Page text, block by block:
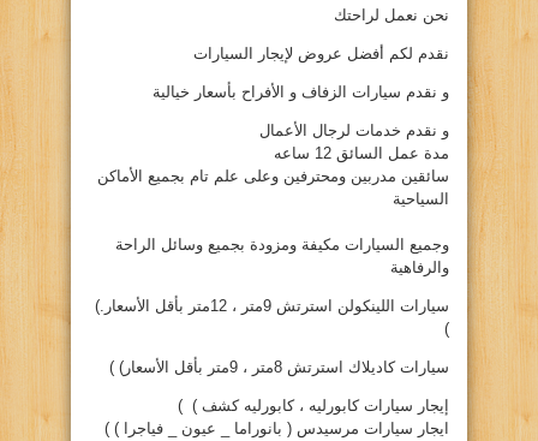
نحن نعمل لراحتك
نقدم لكم أفضل عروض لإيجار السيارات
و نقدم سيارات الزفاف و الأفراح بأسعار خيالية
و نقدم خدمات لرجال الأعمال
مدة عمل السائق 12 ساعه
سائقين مدربين ومحترفين وعلى علم تام بجميع الأماكن
السياحية
وجميع السيارات مكيفة ومزودة بجميع وسائل الراحة
والرفاهية
سيارات اللينكولن استرتش 9متر ، 12متر بأقل الأسعار.)
)
سيارات كاديلاك استرتش 8متر ، 9متر بأقل الأسعار) )
إيجار سيارات كابورليه ، كابورليه كشف ) )
ايجار سيارات مرسيدس ( بانوراما _ عيون _ فياجرا ) )